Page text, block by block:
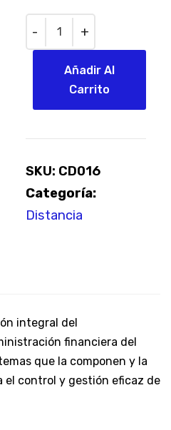
Quantity
Añadir Al
Carrito
SKU: CD016
Categoría:
Distancia
integral del
financiera del
que la componen y la
el control y gestión eficaz de